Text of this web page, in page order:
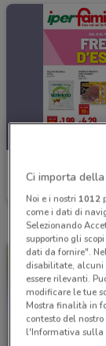
Ci importa
Noi e i nostri 1012
come i dati di
Selezionando
supportino gli
dati da fornire".
disabilitate, alcuni
essere rilevanti.
modificare le tue
Mostra finalità in
contesto del
l'Informativa sulla